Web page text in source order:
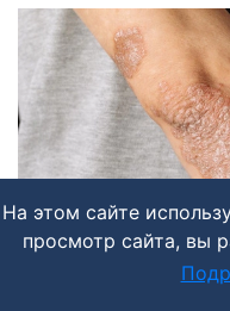
На этом сайте
просмотр сайта, вы